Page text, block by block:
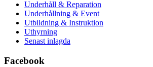
Underhåll & Reparation
Underhållning & Event
Utbildning & Instruktion
Uthyrning
Senast inlagda
Facebook